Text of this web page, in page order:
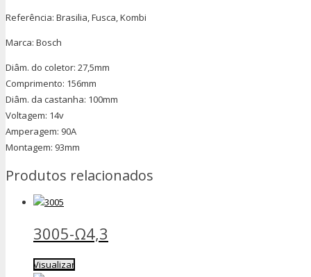
Referência: Brasilia, Fusca, Kombi
Marca: Bosch
Diâm. do coletor: 27,5mm
Comprimento: 156mm
Diâm. da castanha: 100mm
Voltagem: 14v
Amperagem: 90A
Montagem: 93mm
Produtos relacionados
3005-Ω4,3
Visualizar